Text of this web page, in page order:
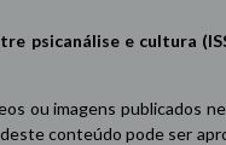
psicanálise e cultura
ou imagens publicados
conteúdo pode ser